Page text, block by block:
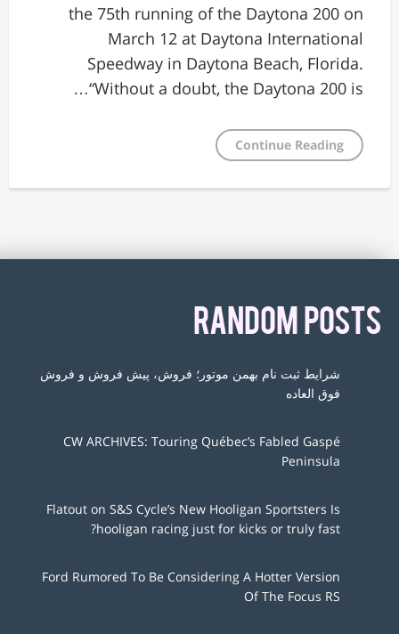
the 75th running of the Daytona 200 on
March 12 at Daytona International
Speedway in Daytona Beach, Florida.
“Without a doubt, the Daytona 200 is…
Continue Reading
RANDOM POSTS
شرایط ثبت نام بهمن موتور؛ فروش، پیش فروش و فروش
فوق العاده
CW ARCHIVES: Touring Québec’s Fabled Gaspé
Peninsula
Flatout on S&S Cycle’s New Hooligan Sportsters Is
hooligan racing just for kicks or truly fast?
Ford Rumored To Be Considering A Hotter Version
Of The Focus RS